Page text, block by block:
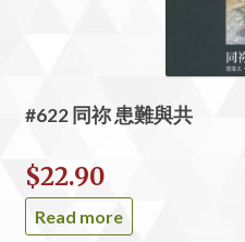
#622 同祢 患難與共
$22.90
Read more